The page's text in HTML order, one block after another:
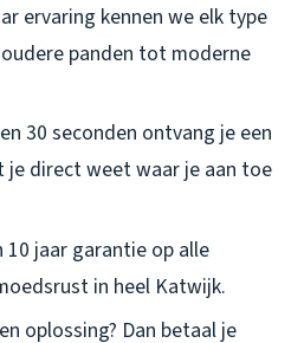
ervaring kennen we elk type
panden tot moderne
30 seconden ontvang je een
direct weet waar je aan toe
10 jaar garantie op alle
in heel Katwijk.
oplossing? Dan betaal je